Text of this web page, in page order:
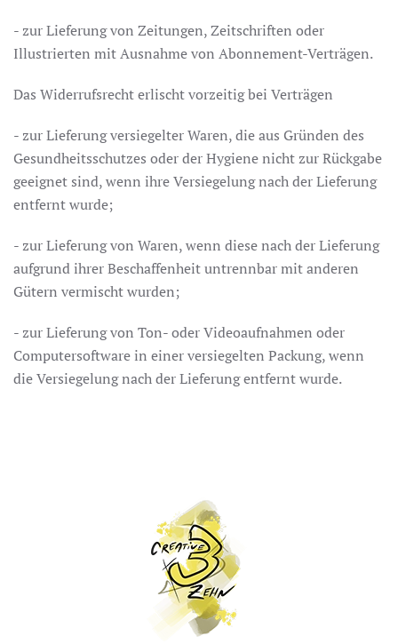
- zur Lieferung von Zeitungen, Zeitschriften oder
Illustrierten mit Ausnahme von Abonnement-Verträgen.
Das Widerrufsrecht erlischt vorzeitig bei Verträgen
- zur Lieferung versiegelter Waren, die aus Gründen des
Gesundheitsschutzes oder der Hygiene nicht zur Rückgabe
geeignet sind, wenn ihre Versiegelung nach der Lieferung
entfernt wurde;
- zur Lieferung von Waren, wenn diese nach der Lieferung
aufgrund ihrer Beschaffenheit untrennbar mit anderen
Gütern vermischt wurden;
- zur Lieferung von Ton- oder Videoaufnahmen oder
Computersoftware in einer versiegelten Packung, wenn
die Versiegelung nach der Lieferung entfernt wurde.